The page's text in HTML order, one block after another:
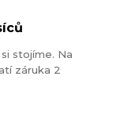
stojíme. Na
záruka 2